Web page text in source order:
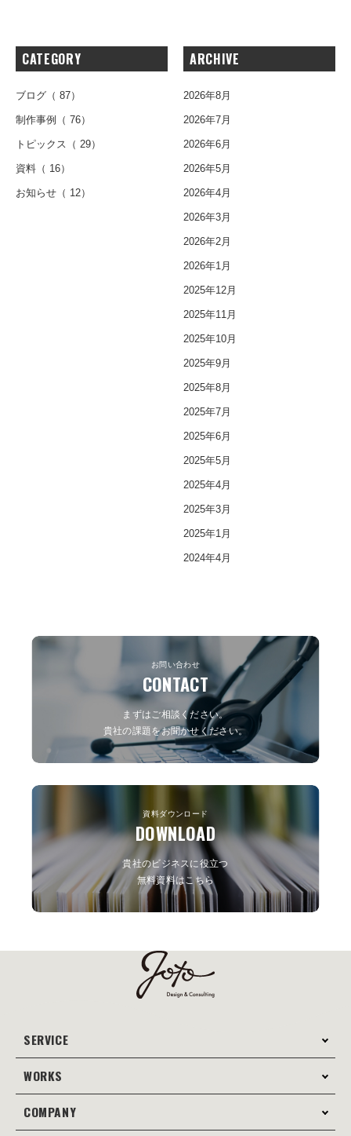
CATEGORY
ブログ （ 87）
制作事例 （ 76）
トピックス （ 29）
資料 （ 16）
お知らせ （ 12）
ARCHIVE
2026年8月
2026年7月
2026年6月
2026年5月
2026年4月
2026年3月
2026年2月
2026年1月
2025年12月
2025年11月
2025年10月
2025年9月
2025年8月
2025年7月
2025年6月
2025年5月
2025年4月
2025年3月
2025年1月
2024年4月
資料ダウンロード
DOWNLOAD
貴社のビジネスに役立つ
無料資料はこちら
お問い合わせ
CONTACT
まずはご相談ください。
貴社の課題をお聞かせください。
SERVICE
サービス案内
コンサルティング
WORKS
制作事例
COMPANY